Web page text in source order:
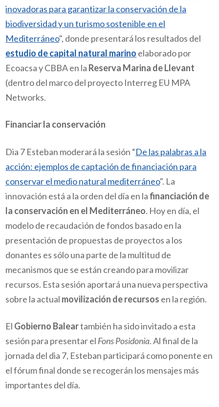
inovadoras para garantizar la conservación de la
biodiversidad y un turismo sostenible en el
Mediterráneo", donde presentará los resultados del
estudio de capital natural marino elaborado por
Ecoacsa y CBBA en la Reserva Marina de Llevant
(dentro del marco del proyecto Interreg EU MPA
Networks.
Financiar la conservación
Dia 7 Esteban moderará la sesión “De las palabras a la
acción: ejemplos de captación de financiación para
conservar el medio natural mediterráneo". La
innovación está a la orden del día en lafinanciación de
la conservación en el Mediterráneo. Hoy en día, el
modelo de recaudación de fondos basado en la
presentación de propuestas de proyectos a los
donantes es sólo una parte de la multitud de
mecanismos que se están creando para movilizar
recursos. Esta sesión aportará una nueva perspectiva
sobre la actual movilización de recursos en la región.
El Gobierno Baleartambién ha sido invitado a esta
sesión para presentar el Fons Posidonia. Al final de la
jornada del dia 7, Esteban participará como ponente en
el fórum final donde se recogerán los mensajes más
importantes del día.